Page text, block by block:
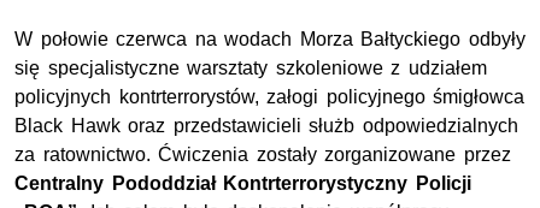
W połowie czerwca na wodach Morza Bałtyckiego odbyły
się specjalistyczne warsztaty szkoleniowe z udziałem
policyjnych kontrterrorystów, załogi policyjnego śmigłowca
Black Hawk oraz przedstawicieli służb odpowiedzialnych
za ratownictwo. Ćwiczenia zostały zorganizowane przez
Centralny Pododdział Kontrterrorystyczny Policji